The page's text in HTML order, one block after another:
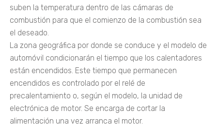
suben la temperatura dentro de las cámaras de
combustión para que el comienzo de la combustión sea
el deseado.
La zona geográfica por donde se conduce y el modelo de
automóvil condicionarán el tiempo que los calentadores
están encendidos. Este tiempo que permanecen
encendidos es controlado por el relé de
precalentamiento o, según el modelo, la unidad de
electrónica de motor. Se encarga de cortar la
alimentación una vez arranca el motor.